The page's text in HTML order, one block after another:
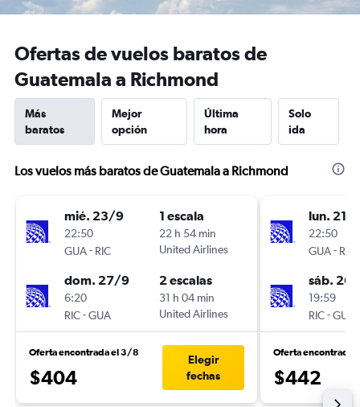
Ofertas de vuelos baratos de
Guatemala a Richmond
Más
baratos
Mejor
opción
Última
hora
Solo
ida
Los vuelos más baratos de Guatemala a Richmond
mié. 23/9
22:50
GUA- RIC
1 escala
22 h 54 min
United Airlines
dom. 27/9
6:20
RIC-GUA
2 escalas
31 h 04 min
United Airlines
Oferta encontrada el 3/8
$404
Elegir
fechas
lun. 21/
22:50
GUA- RIC
sáb.
19:59
RIC-GUA
Oferta encontrada
$442